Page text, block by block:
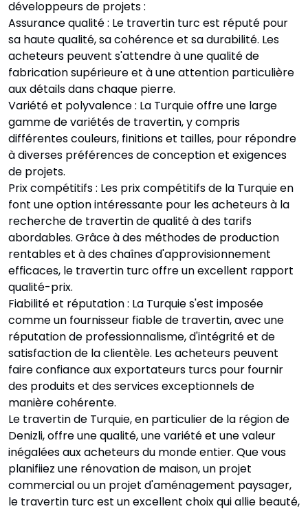
développeurs de projets :
Assurance qualité : Le travertin turc est réputé pour
sa haute qualité, sa cohérence et sa durabilité. Les
acheteurs peuvent s'attendre à une qualité de
fabrication supérieure et à une attention particulière
aux détails dans chaque pierre.
Variété et polyvalence : La Turquie offre une large
gamme de variétés de travertin, y compris
différentes couleurs, finitions et tailles, pour répondre
à diverses préférences de conception et exigences
de projets.
Prix compétitifs : Les prix compétitifs de la Turquie en
font une option intéressante pour les acheteurs à la
recherche de travertin de qualité à des tarifs
abordables. Grâce à des méthodes de production
rentables et à des chaînes d'approvisionnement
efficaces, le travertin turc offre un excellent rapport
qualité-prix.
Fiabilité et réputation : La Turquie s'est imposée
comme un fournisseur fiable de travertin, avec une
réputation de professionnalisme, d'intégrité et de
satisfaction de la clientèle. Les acheteurs peuvent
faire confiance aux exportateurs turcs pour fournir
des produits et des services exceptionnels de
manière cohérente.
Le travertin de Turquie, en particulier de la région de
Denizli, offre une qualité, une variété et une valeur
inégalées aux acheteurs du monde entier. Que vous
planifiiez une rénovation de maison, un projet
commercial ou un projet d'aménagement paysager,
le travertin turc est un excellent choix qui allie beauté,